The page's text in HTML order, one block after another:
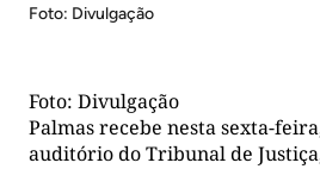
Foto: Divulgação
Foto: Divulgação
Palmas recebe nesta sexta-
auditório do Tribunal de